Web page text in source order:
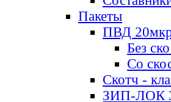
Пакеты
ПВД
Без
Со
Скотч -
ЗИП-ЛОК